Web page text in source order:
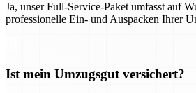
Ja, unser Full-Service-Paket umfasst auf
professionelle Ein- und Auspacken Ihrer
Ist mein Umzugsgut versichert?